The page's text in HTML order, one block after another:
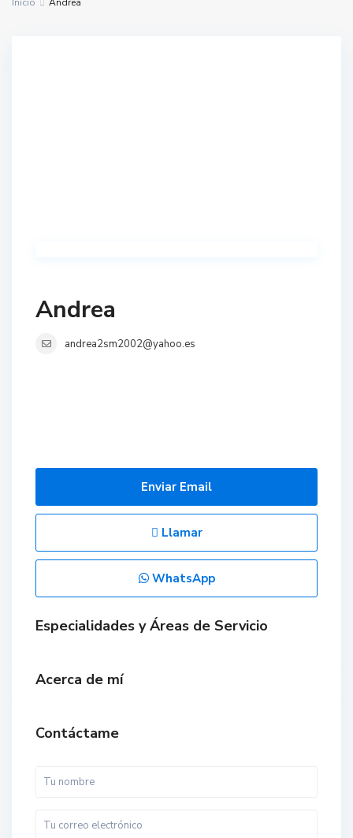
Andrea
andrea2sm2002@yahoo.es
Enviar Email
Llamar
WhatsApp
Especialidades y Áreas de Servicio
Acerca de mí
Contáctame